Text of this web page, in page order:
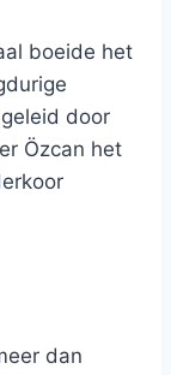
boeide het
door
Özcan het
dan